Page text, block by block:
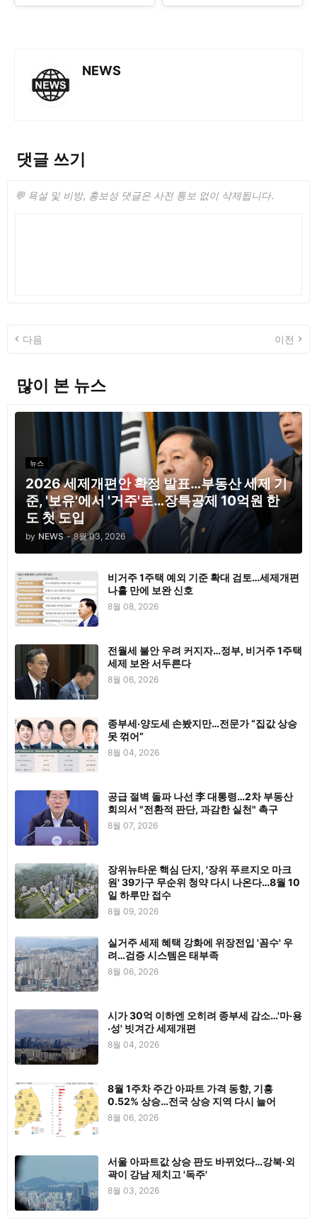
NEWS
댓글 쓰기
💬 욕설 및 비방, 홍보성 댓글은 사전 통보 없이 삭제됩니다.
다음 이전
많이 본 뉴스
뉴스
2026 세제개편안 확정 발표…부동산 세제 기
준, '보유'에서 '거주'로…장특공제 10억원 한
도 첫 도입
by NEWS - 8월 03, 2026
비거주 1주택 예외 기준 확대 검토…세제개편
나흘 만에 보완 신호
8월 08, 2026
전월세 불안 우려 커지자…정부, 비거주 1주택
세제 보완 서두른다
8월 06, 2026
종부세·양도세 손봤지만…전문가 “집값 상승
못 꺾어”
8월 04, 2026
공급 절벽 돌파 나선 李 대통령…2차 부동산
회의서 "전환적 판단, 과감한 실천" 촉구
8월 07, 2026
장위뉴타운 핵심 단지, '장위 푸르지오 마크
원' 39가구 무순위 청약 다시 나온다…8월 10
일 하루만 접수
8월 09, 2026
실거주 세제 혜택 강화에 위장전입 '꼼수' 우
려…검증 시스템은 태부족
8월 06, 2026
시가 30억 이하엔 오히려 종부세 감소…'마·용
·성' 빗겨간 세제개편
8월 04, 2026
8월 1주차 주간 아파트 가격 동향, 기흥
0.52% 상승…전국 상승 지역 다시 늘어
8월 06, 2026
서울 아파트값 상승 판도 바뀌었다…강북·외
곽이 강남 제치고 '독주'
8월 03, 2026